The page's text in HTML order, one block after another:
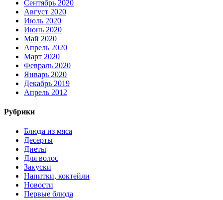
Сентябрь 2020
Август 2020
Июль 2020
Июнь 2020
Май 2020
Апрель 2020
Март 2020
Февраль 2020
Январь 2020
Декабрь 2019
Апрель 2012
Рубрики
Блюда из мяса
Десерты
Диеты
Для волос
Закуски
Напитки, коктейли
Новости
Первые блюда